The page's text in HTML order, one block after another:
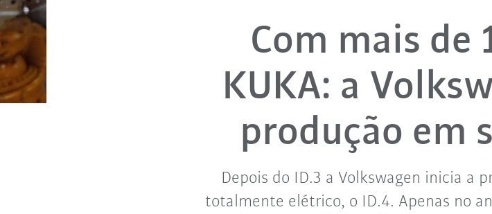
Com mais de
KUKA: a
produção em
Depois do ID.3 a Volkswagen inicia a
totalmente elétrico, o ID.4. Apenas no